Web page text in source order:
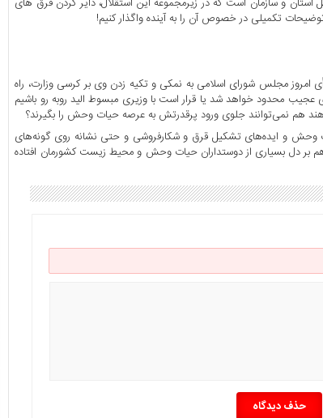
تکمیلی در خصوص آن را به آینده واگذار کنیم!
امروز مجلس شورای اسلامی به نمکی و تکیه زدن وی بر کرسی وزارت، راه
محدود خواهد شد یا قرار است با وزیری مبسوط الید روبه رو باشیم
هم نمی‌توانند جلوی ورود پرقدرتش به عرصه حیات وحش را بگیرند؟
وحش و ایده‌های تشکیل قرق و شکارفروشی و حتی نشانه روی گونه‌های
دل بسیاری از دوستداران حیات وحش و محیط زیست کشورمان افتاده
حذف دیدگاه